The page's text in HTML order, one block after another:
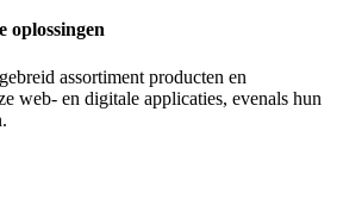
oplossingen
assortiment producten en
web- en digitale applicaties, evenals hun